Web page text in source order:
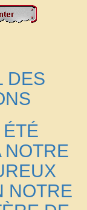
DES
NOTRE
NOTRE